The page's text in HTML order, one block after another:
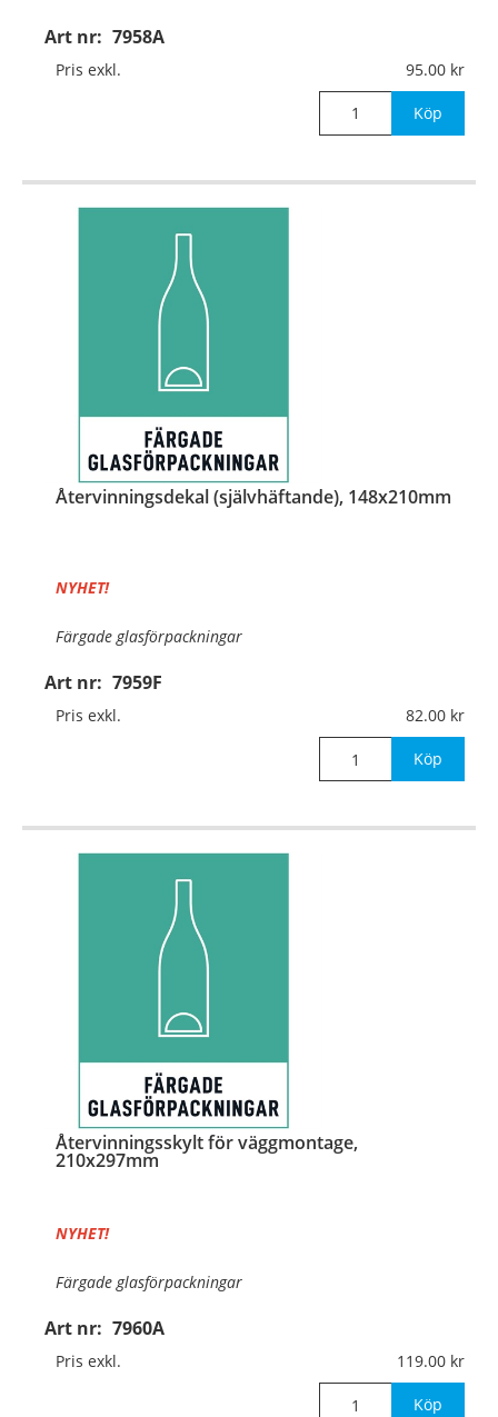
Art nr: 7958A
Material:Aluminium, 0,7mm (väggmontage)
Pris exkl. 95.00
Köp
Återvinningsdekal (självhäftande), 148x210mm
Art nr: 7959F
NYHET!
Färgade glasförpackningar
Material:Självhäftande folie
Pris exkl. 82.00
Köp
Återvinningsskylt för väggmontage,
210x297mm
Art nr: 7960A
NYHET!
Färgade glasförpackningar
Material:Aluminium, 0,7mm (väggmontage)
Pris exkl. 119.00
Köp